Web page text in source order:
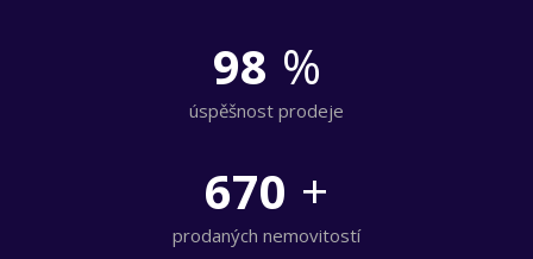
98 %
úspěšnost prodeje
670 +
prodaných nemovitostí